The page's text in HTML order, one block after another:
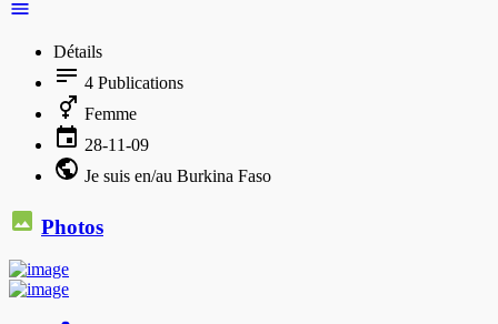
Détails
4 Publications
Femme
28-11-09
Je suis en/au Burkina Faso
Photos